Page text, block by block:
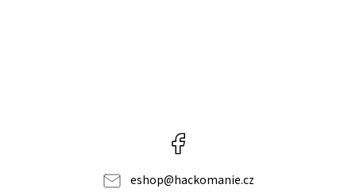
eshop@hackomanie.cz